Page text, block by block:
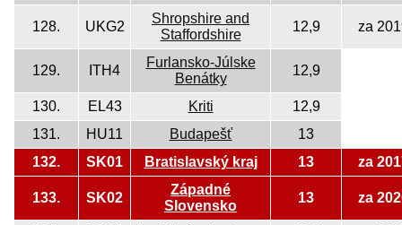
128. UKG2
Shropshire and
Staffordshire
12,9 za
129. ITH4
Furlansko-Júlske
Benátky
12,9
130. EL43 Kriti
12,9
131.
HU11 Budapešť
13
132.
SK01 Bratislavský kraj 13 za
133. SK02
Západné
Slovensko
13 za